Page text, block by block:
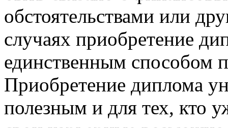
обстоятельствами или
случаях приобретение
единственным способом
Приобретение диплома
полезным и для тех, кто